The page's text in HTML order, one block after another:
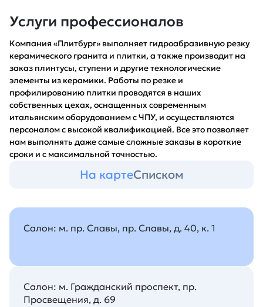
Услуги профессионалов
Компания «Плитбург» выполняет гидроабразивную резку
керамического гранита и плитки, а также производит на
заказ плинтусы, ступени и другие технологические
элементы из керамики. Работы по резке и
профилированию плитки проводятся в наших
собственных цехах, оснащенных современным
итальянским оборудованием с ЧПУ, и осуществляются
персоналом с высокой квалификацией. Все это позволяет
нам выполнять даже самые сложные заказы в короткие
сроки и с максимальной точностью.
На картеСписком
Салон: м. пр. Славы, пр. Славы, д. 40, к. 1
Салон: м. Гражданский проспект, пр.
Просвещения, д. 69